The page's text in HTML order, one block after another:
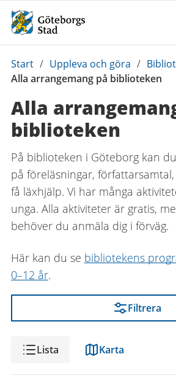
Du
är
Start / Uppleva och göra /
Alla arrangemang på biblioteken
Alla
biblioteken
På biblioteken i Göteborg kan
på föreläsningar,
få läxhjälp. Vi har många
unga. Alla aktiviteter är gratis,
behöver du anmäla dig i förväg.
Här kan du se bibliotekens
0–12 år.
Filtrera
VisningLista Karta